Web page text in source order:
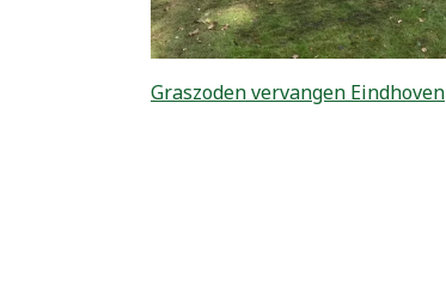
Graszoden vervangen Eindhoven